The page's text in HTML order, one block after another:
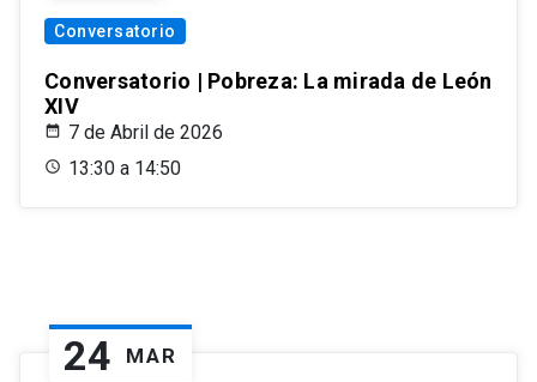
Conversatorio
Conversatorio | Pobreza: La mirada de León
XIV
7 de Abril de 2026
13:30 a 14:50
24 MAR